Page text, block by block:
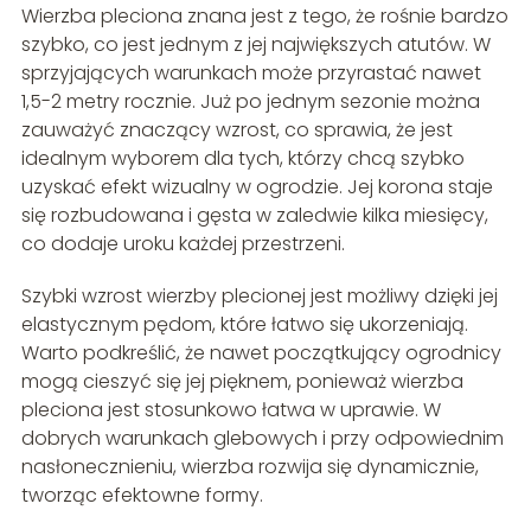
Wierzba pleciona znana jest z tego, że rośnie bardzo
szybko, co jest jednym z jej największych atutów. W
sprzyjających warunkach może przyrastać nawet
1,5-2 metry rocznie. Już po jednym sezonie można
zauważyć znaczący wzrost, co sprawia, że jest
idealnym wyborem dla tych, którzy chcą szybko
uzyskać efekt wizualny w ogrodzie. Jej korona staje
się rozbudowana i gęsta w zaledwie kilka miesięcy,
co dodaje uroku każdej przestrzeni.
Szybki wzrost wierzby plecionej jest możliwy dzięki jej
elastycznym pędom, które łatwo się ukorzeniają.
Warto podkreślić, że nawet początkujący ogrodnicy
mogą cieszyć się jej pięknem, ponieważ wierzba
pleciona jest stosunkowo łatwa w uprawie. W
dobrych warunkach glebowych i przy odpowiednim
nasłonecznieniu, wierzba rozwija się dynamicznie,
tworząc efektowne formy.